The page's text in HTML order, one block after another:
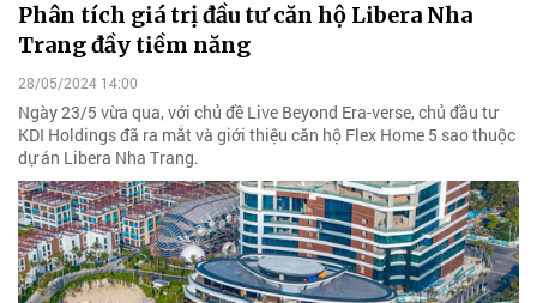
Phân tích giá trị đầu tư căn hộ Libera Nha
Trang đầy tiềm năng
28/05/2024 14:00
Ngày 23/5 vừa qua, với chủ đề Live Beyond Era-verse, chủ đầu tư
KDI Holdings đã ra mắt và giới thiệu căn hộ Flex Home 5 sao thuộc
dự án Libera Nha Trang.